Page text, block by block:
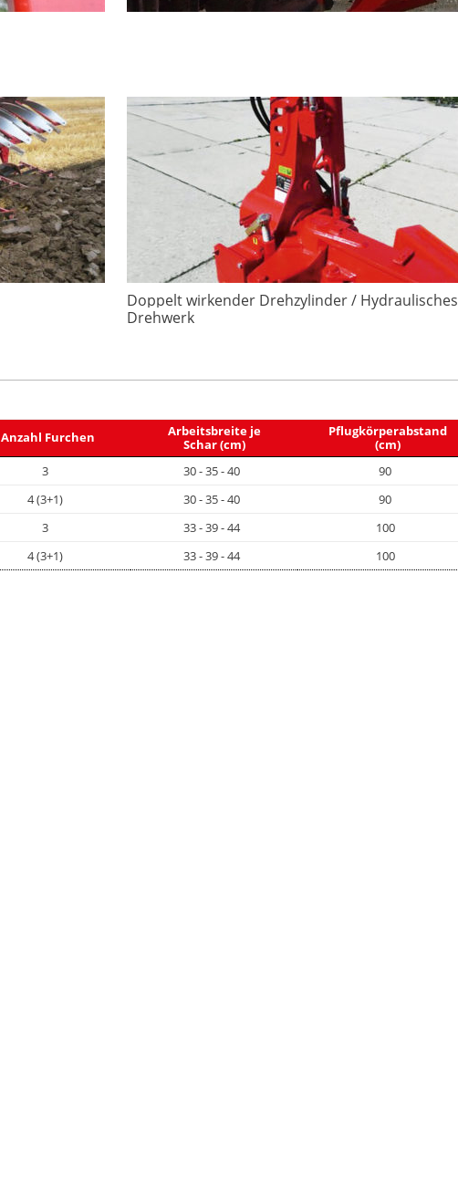
Doppelt wirkender Drehzylinder / Hydraulisches
Drehwerk
Anzahl Furchen
Arbeitsbreite je
Schar (cm)
Pflugkörperabstand
(cm)
3 30 - 35 - 40 90
4 (3+1) 30 - 35 - 40 90
3 33 - 39 - 44 100
4 (3+1) 33 - 39 - 44 100